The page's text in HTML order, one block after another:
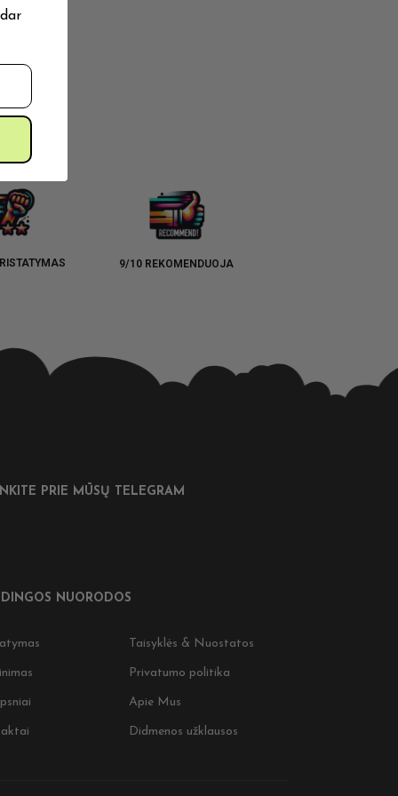
9/10 REKOMENDUOJA
PRIE MŪSŲ TELEGRAM
NUORODOS
Taisyklės & Nuostatos
Privatumo politika
Apie Mus
Didmenos užklausos